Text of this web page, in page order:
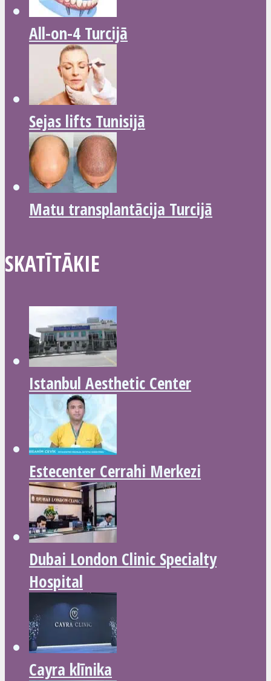
All-on-4 Turcijā
Sejas lifts Tunisijā
Matu transplantācija Turcijā
SKATĪTĀKIE
Istanbul Aesthetic Center
Estecenter Cerrahi Merkezi
Dubai London Clinic Specialty
Hospital
Cayra klīnika